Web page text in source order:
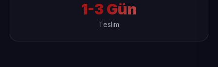
1-3 Gün
Teslim